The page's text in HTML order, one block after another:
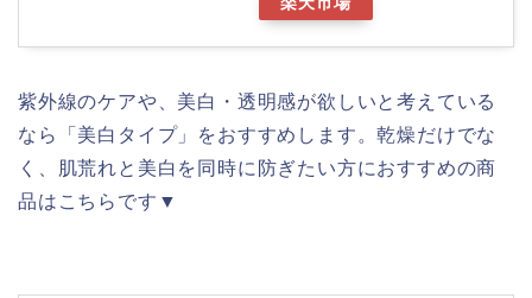
紫外線のケアや、美白・透明感が欲しいと考えている
なら「美白タイプ」をおすすめします。乾燥だけでな
く、肌荒れと美白を同時に防ぎたい方におすすめの商
品はこちらです▼